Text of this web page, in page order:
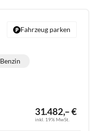
31.482,– €
inkl. 19% MwSt.
Benzin
Fahrzeug parken